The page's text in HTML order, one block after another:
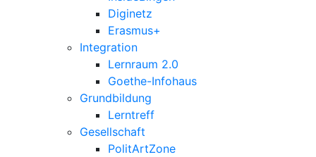
Diginetz
Erasmus+
Integration
Lernraum 2.0
Goethe-Infohaus
Grundbildung
Lerntreff
Gesellschaft
PolitArtZone